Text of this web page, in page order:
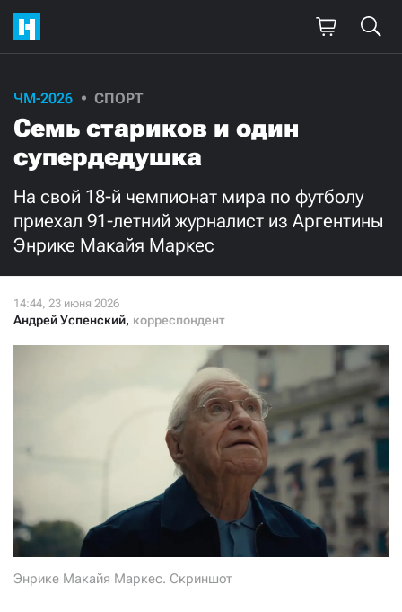
ЧМ-2026 СПОРТ
Семь стариков и один
супердедушка
На свой 18-й чемпионат мира по футболу
приехал 91-летний журналист из Аргентины
Энрике Макайя Маркес
Андрей Успенский, корреспондент
Энрике Макайя Маркес. Скриншот
Поддержите
нашу работу!
Ежемесячно
3000 1000
Нажимая кнопку «Стать соучастником»,
и подтверждаю свое гражданство РФ
СТАТЬ СОУЧАСТНИКОМ
ПОДЕЛИТЬСЯ С ДРУЗЬЯМИ
Если у вас есть вопросы, пишите donate@novayagazeta.ruили